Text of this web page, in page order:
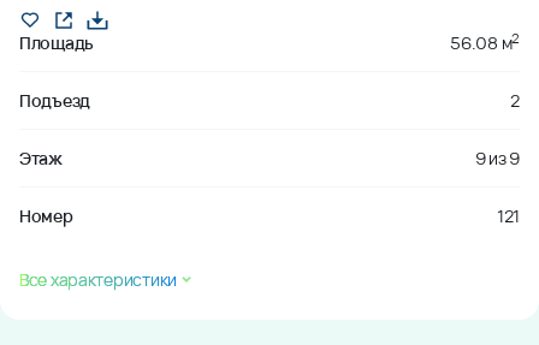
Площадь 56.08 м2
Подъезд 2
Этаж 9из9
Номер 121
Все характеристики